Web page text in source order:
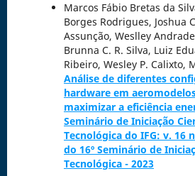
Marcos Fábio Bretas da
Borges Rodrigues, Joshua
Assunção, Weslley
Brunna C. R. Silva, Luiz
Ribeiro, Wesley P. Calixto,
Análise de diferentes
hardware em
maximizar a eficiência
Seminário de Iniciação
Tecnológica do IFG: v. 16
do 16º Seminário de
Tecnológica - 2023